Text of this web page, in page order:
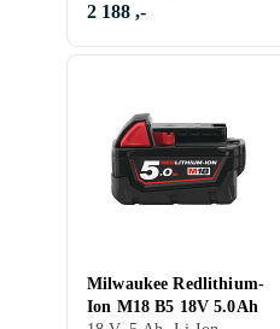
2 188 ,-
Milwaukee Redlithium-
Ion M18 B5 18V 5.0Ah